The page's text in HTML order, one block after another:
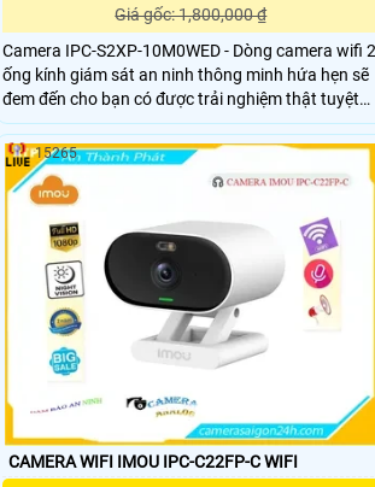
Giá gốc: 1,800,000 ₫
Camera IPC-S2XP-10M0WED - Dòng camera wifi 2
ống kính giám sát an ninh thông minh hứa hẹn sẽ
đem đến cho bạn có được trải nghiệm thật tuyệt
vời. Giúp ghi lại hình ảnh sắc nét với độ phân giải
lên đến 10MP, ngoài ra còn được tích hợp các
năng công nghệ hỗ trợ cho việc giám sát đảm bảo
an toàn một cách hiệu quả nhất
CAMERA WIFI IMOU IPC-C22FP-C WIFI
15265